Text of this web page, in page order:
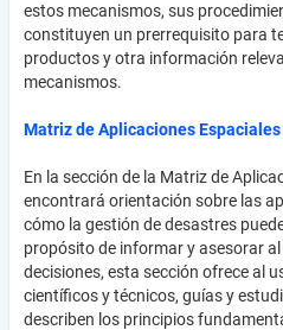
estos mecanismos, sus
constituyen un prerrequisito para
productos y otra información
mecanismos.
Matriz de Aplicaciones Espaciales
En la sección de la Matriz de
encontrará orientación sobre las
cómo la gestión de desastres
propósito de informar y asesorar
decisiones, esta sección ofrece al
científicos y técnicos, guías y
describen los principios